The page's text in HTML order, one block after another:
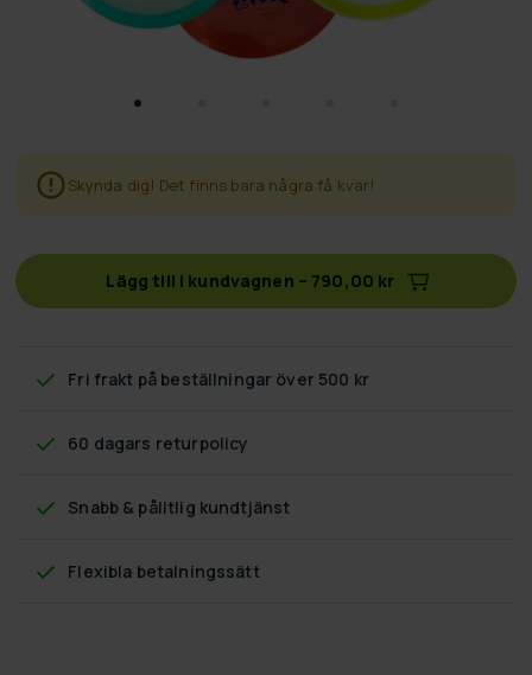
Skynda dig! Det finns bara några få kvar!
Lägg till i kundvagnen – 790,00 kr
Fri frakt på beställningar över 500 kr
60 dagars returpolicy
Snabb & pålitlig kundtjänst
Flexibla betalningssätt